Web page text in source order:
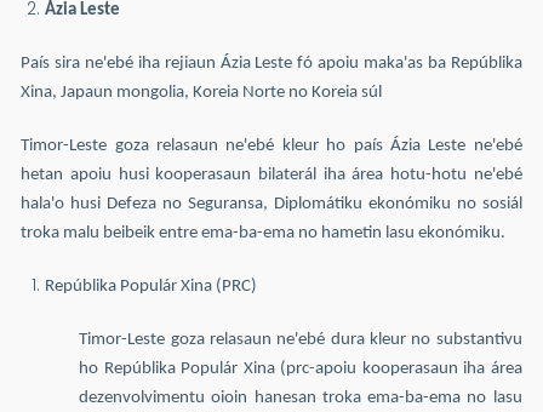
Ázia Leste
País sira ne'ebé iha rejiaun Ázia Leste fó apoiu maka'as ba Repúblika
Xina, Japaun mongolia, Koreia Norte no Koreia súl
Timor-Leste goza relasaun ne'ebé kleur ho país Ázia Leste ne'ebé
hetan apoiu husi kooperasaun bilaterál iha área hotu-hotu ne'ebé
hala'o husi Defeza no Seguransa, Diplomátiku ekonómiku no sosiál
troka malu beibeik entre ema-ba-ema no hametin lasu ekonómiku.
Repúblika Populár Xina (PRC)
Timor-Leste goza relasaun ne'ebé dura kleur no substantivu
ho Repúblika Populár Xina (prc-apoiu kooperasaun iha área
dezenvolvimentu oioin hanesan troka ema-ba-ema no lasu